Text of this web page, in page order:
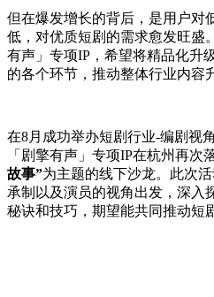
但在爆发增长的背后，是用户对
低，对优质短剧的需求愈发旺盛
有声」专项IP，希望将精品化升
的各个环节，推动整体行业内容
在8月成功举办短剧行业-编剧视
「剧擎有声」专项IP在杭州再次
故事”为主题的线下沙龙。此次
承制以及演员的视角出发，深入
秘诀和技巧，期望能共同推动短